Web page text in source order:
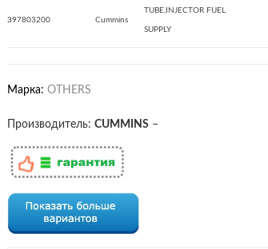
397803200 Cummins
TUBE,INJECTOR FUEL
SUPPLY
Марка: OTHERS
Производитель: CUMMINS –